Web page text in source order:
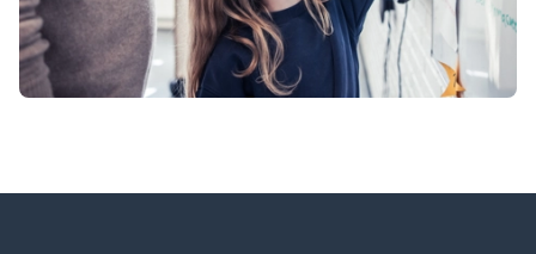
Numéro TVA: BE1008360035
Société